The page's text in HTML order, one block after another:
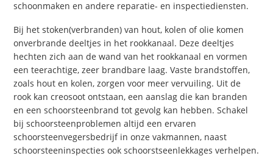
schoonmaken en andere reparatie- en inspectiediensten.
Bij het stoken(verbranden) van hout, kolen of olie komen
onverbrande deeltjes in het rookkanaal. Deze deeltjes
hechten zich aan de wand van het rookkanaal en vormen
een teerachtige, zeer brandbare laag. Vaste brandstoffen,
zoals hout en kolen, zorgen voor meer vervuiling. Uit de
rook kan creosoot ontstaan, een aanslag die kan branden
en een schoorsteenbrand tot gevolg kan hebben. Schakel
bij schoorsteenproblemen altijd een ervaren
schoorsteenvegersbedrijf in onze vakmannen, naast
schoorsteeninspecties ook schoorstseenlekkages verhelpen.